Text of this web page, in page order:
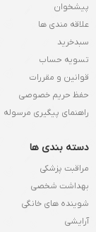
پیشخوان
علاقه مندی ها
سبدخرید
تسویه حساب
قوانین و مقررات
حفظ حریم خصوصی
راهنمای پیگیری مرسوله
دسته بندی ها
مراقبت پزشکی
بهداشت شخصی
شوینده های خانگی
آرایشی